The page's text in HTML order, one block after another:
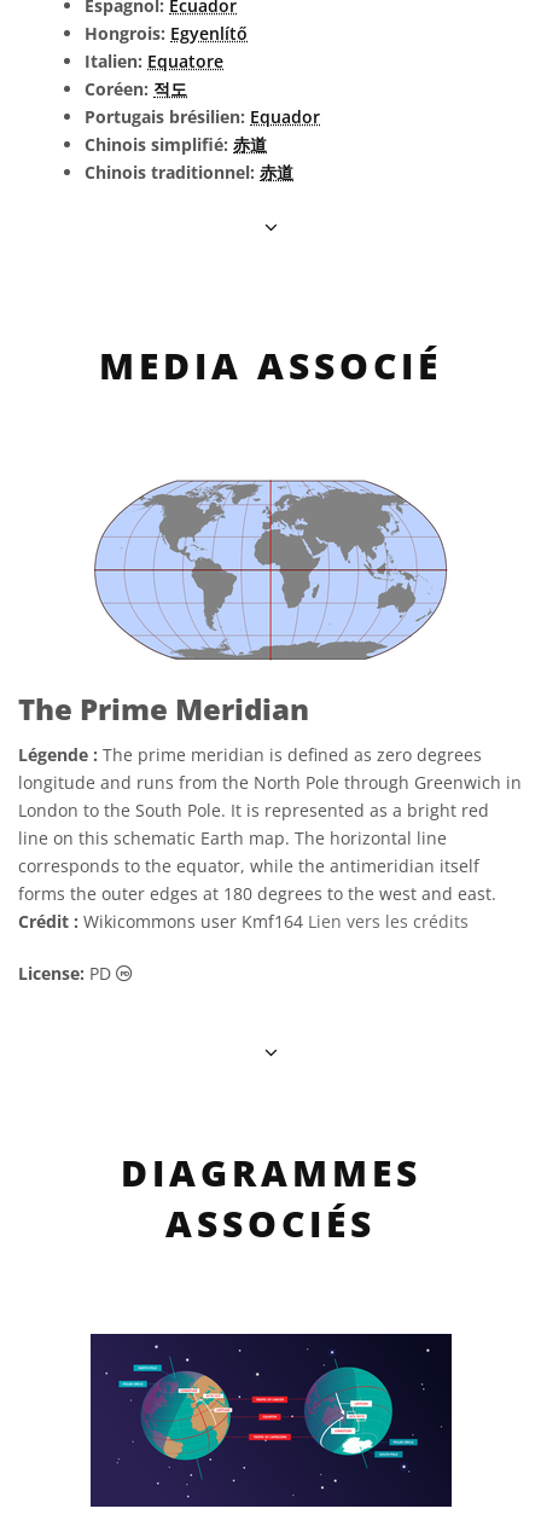
Espagnol: Ecuador
Hongrois: Egyenlítő
Italien: Equatore
Coréen: 적도
Portugais brésilien: Equador
Chinois simplifié: 赤道
Chinois traditionnel: 赤道
MEDIA ASSOCIÉ
The Prime Meridian
Légende : The prime meridian is defined as zero degrees
longitude and runs from the North Pole through Greenwich in
London to the South Pole. It is represented as a bright red
line on this schematic Earth map. The horizontal line
corresponds to the equator, while the antimeridian itself
forms the outer edges at 180 degrees to the west and east.
Crédit : Wikicommons user Kmf164 Lien vers les crédits
License: PD Domaine Public Icônes
DIAGRAMMES
ASSOCIÉS